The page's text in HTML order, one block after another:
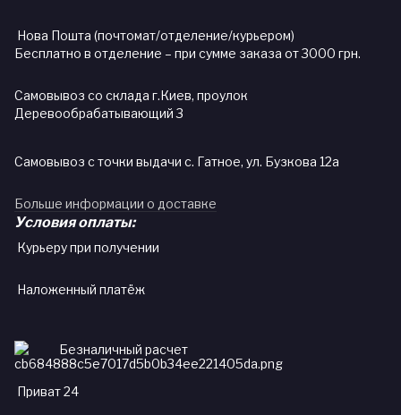
Нова Пошта (почтомат/отделение/курьером)
Бесплатно в отделение – при сумме заказа от 3000 грн.
Самовывоз со склада г.Киев, проулок
Деревообрабатывающий 3
Самовывоз с точки выдачи с. Гатное, ул. Бузкова 12а
Больше информации о доставке
Условия оплаты:
Курьеру при получении
Наложенный платёж
Безналичный расчет
Приват 24